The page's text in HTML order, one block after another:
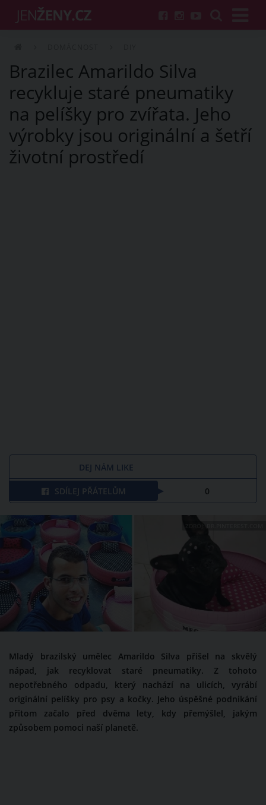
Brazilec Amarildo Silva
recykluje staré pneumatiky
na pelíšky pro zvířata. Jeho
výrobky jsou originální a šetří
životní prostředí
DEJ NÁM LIKE
SDÍLEJ PŘÁTELŮM 0
Mladý brazilský umělec Amarildo Silva přišel na skvělý
nápad, jak recyklovat staré pneumatiky. Z tohoto
nepotřebného odpadu, který nachází na ulicích, vyrábí
originální pelíšky pro psy a kočky. Jeho úspěšné podnikání
přitom začalo před dvěma lety, kdy přemýšlel, jakým
způsobem pomoci naší planetě.